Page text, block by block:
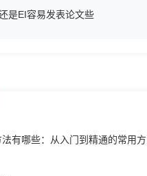
是EI容易发表论文些
有哪些：从入门到精通的常用